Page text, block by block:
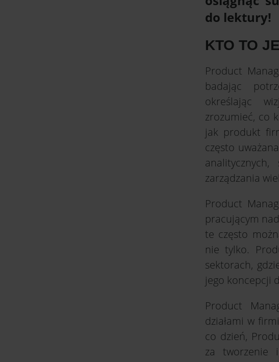
do lektury!
KTO TO
Product
badając
określając
zrozumieć, co
jak produkt
często
zarządzania
Product
pracującym
te często
nie tylko.
sektorach,
jego koncepcji
Product
działami w
co dzień,
za tworzenie